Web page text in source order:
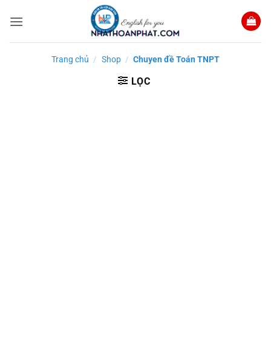
qua
Trang chủ / Shop / Chuyen đề Toán TNPT
LỌC